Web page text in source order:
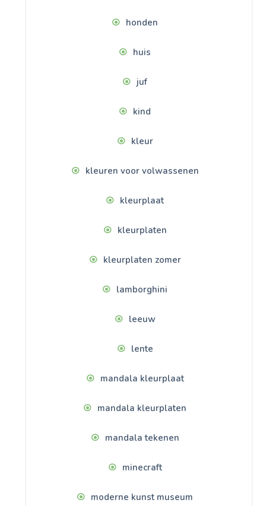
honden
huis
juf
kind
kleur
kleuren voor volwassenen
kleurplaat
kleurplaten
kleurplaten zomer
lamborghini
leeuw
lente
mandala kleurplaat
mandala kleurplaten
mandala tekenen
minecraft
moderne kunst museum